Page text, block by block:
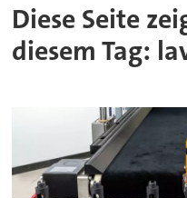
Diese Seite
diesem Tag: